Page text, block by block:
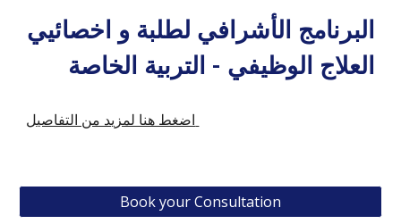
البرنامج الأشرافي لطلبة و اخصائيي
العلاج الوظيفي - التربية الخاصة
Book your Consultation